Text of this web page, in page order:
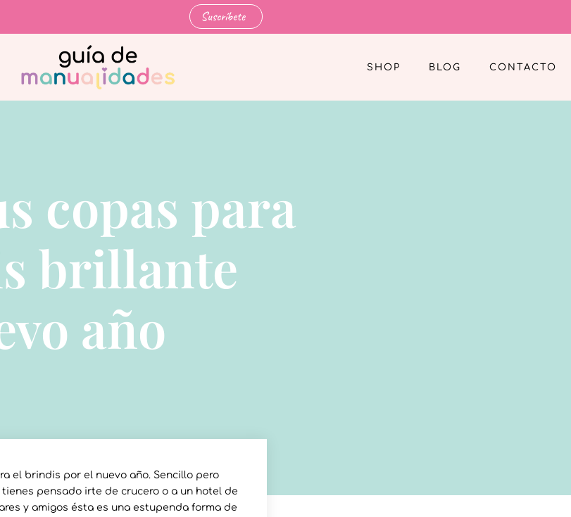
Suscríbete
SHOP BLOG CONTACTO
copas para
brillante
año
el brindis por el nuevo año. Sencillo pero
pensado irte de crucero o a un hotel de
y amigos ésta es una estupenda forma de